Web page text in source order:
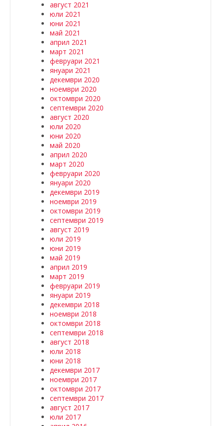
август 2021
юли 2021
юни 2021
май 2021
април 2021
март 2021
февруари 2021
януари 2021
декември 2020
ноември 2020
октомври 2020
септември 2020
август 2020
юли 2020
юни 2020
май 2020
април 2020
март 2020
февруари 2020
януари 2020
декември 2019
ноември 2019
октомври 2019
септември 2019
август 2019
юли 2019
юни 2019
май 2019
април 2019
март 2019
февруари 2019
януари 2019
декември 2018
ноември 2018
октомври 2018
септември 2018
август 2018
юли 2018
юни 2018
декември 2017
ноември 2017
октомври 2017
септември 2017
август 2017
юли 2017